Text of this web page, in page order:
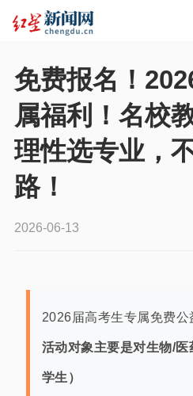
免费报名！
属福利！名校
理性选专业，
路！
2026-06-13
2026届高考生专属免费公
活动对象主要是对生物/
学生）